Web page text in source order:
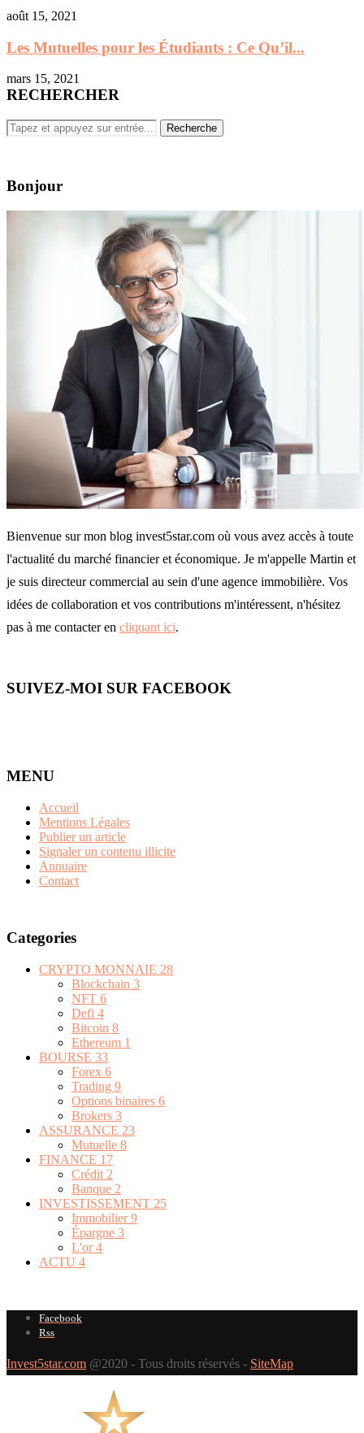
août 15, 2021
Les Mutuelles pour les Étudiants : Ce Qu’il...
mars 15, 2021
RECHERCHER
Bonjour
Bienvenue sur mon blog invest5star.com où vous avez accès à toute
l'actualité du marché financier et économique. Je m'appelle Martin et
je suis directeur commercial au sein d'une agence immobilière. Vos
idées de collaboration et vos contributions m'intéressent, n'hésitez
pas à me contacter en cliquant ici.
SUIVEZ-MOI SUR FACEBOOK
MENU
Accueil
Mentions Légales
Publier un article
Signaler un contenu illicite
Annuaire
Contact
Categories
CRYPTO MONNAIE 28
Blockchain 3
NFT 6
Defi 4
Bitcoin 8
Ethereum 1
BOURSE 33
Forex 6
Trading 9
Options binaires 6
Brokers 3
ASSURANCE 23
Mutuelle 8
FINANCE 17
Crédit 2
Banque 2
INVESTISSEMENT 25
Immobilier9
Épargne 3
L'or4
ACTU 4
Facebook
Rss
Invest5star.com @2020 - Tous droits réservés - SiteMap